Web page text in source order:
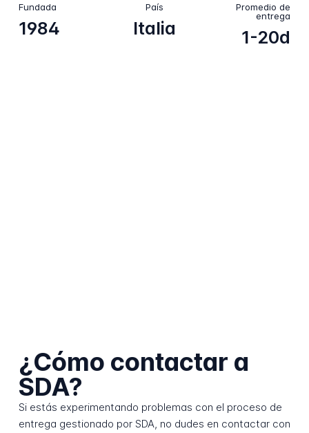
Fundada
1984
País
Italia
Promedio de
entrega
1-20d
¿Cómo contactar a
SDA?
Si estás experimentando problemas con el proceso de
entrega gestionado por SDA, no dudes en contactar con